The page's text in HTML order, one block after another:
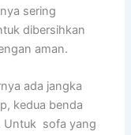
ѕеrіng
dibersihkan
aman.
аdа jangka
kedua benda
Untuk sofa уаng